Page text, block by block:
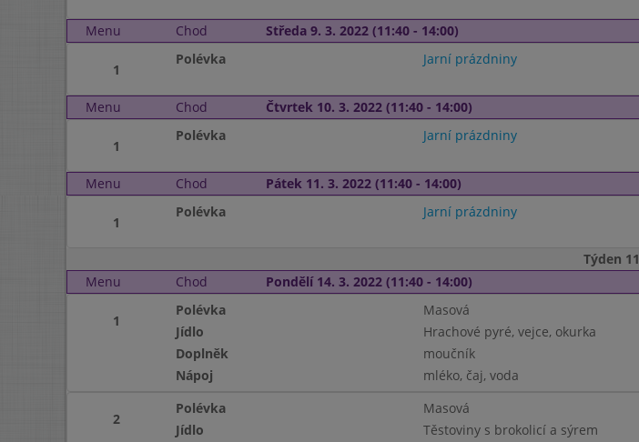
Menu Chod Středa 9. 3. 2022 (11:40 - 14:00)
1
Polévka Jarní prázdniny
Menu Chod Čtvrtek 10. 3. 2022 (11:40 - 14:00)
1
Polévka Jarní prázdniny
Menu Chod Pátek 11. 3. 2022 (11:40 - 14:00)
1
Polévka Jarní prázdniny
Týden 11
Menu
Chod Pondělí 14. 3. 2022 (11:40 - 14:00)
1
Polévka Masová
Jídlo
Hrachové pyré, vejce, okurka
Doplněk
moučník
Nápoj
mléko, čaj, voda
2
Polévka Masová
Jídlo
Těstoviny s brokolicí a sýrem